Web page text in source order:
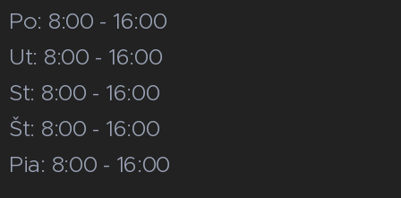
Po: 8:00 - 16:00
Ut: 8:00 - 16:00
St: 8:00 - 16:00
Št: 8:00 - 16:00
Pia: 8:00 - 16:00